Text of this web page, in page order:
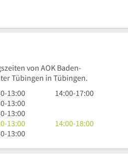
von AOK Baden-
Tübingen in Tübingen.
-13:00
14
17
14:00-17:00
-13:00
-13:00
-13:00
14
18
14:00-18:00
-13:00